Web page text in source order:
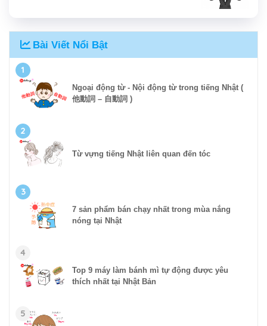
Bài Viết Nổi Bật
1
Ngoại động từ - Nội động từ trong tiếng Nhật (
他動詞 – 自動詞 )
2
Từ vựng tiếng Nhật liên quan đến tóc
3
7 sản phẩm bán chạy nhất trong mùa nắng
nóng tại Nhật
4
Top 9 máy làm bánh mì tự động được yêu
thích nhất tại Nhật Bản
5